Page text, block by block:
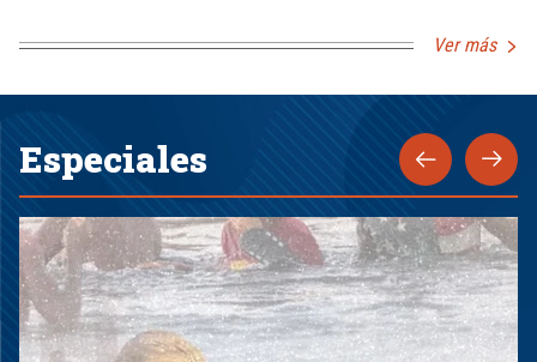
Ver más
Especiales